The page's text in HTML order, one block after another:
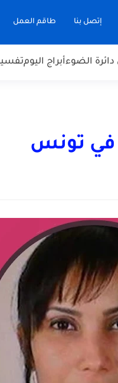
إتصل بنا طاقم العمل
دائرة الضوءأبراج اليوم
في تونس